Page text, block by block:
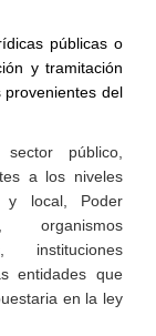
públicas o
y tramitación
del
público,
a los niveles
y local, Poder
organismos
instituciones
entidades que
en la ley